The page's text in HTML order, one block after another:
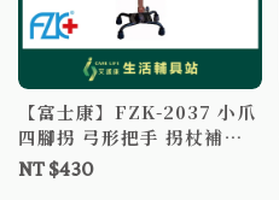
【富士康】FZK-2037 小爪
四腳拐 弓形把手 拐杖補助
單支拐杖-鋁製/單支拐杖-量
NT $430